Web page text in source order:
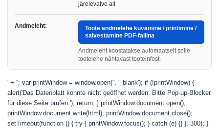
järelevalve all
Andmeleht:
Toote andmelehe kuvamine / printimine /
salvestamine PDF-failina
Andmeleht koostatakse automaatselt selle
tootelehe nähtavast tooteinfost.
' + ''; var printWindow = window.open('', '_blank'); if (!printWindow) {
alert('Das Datenblatt konnte nicht geöffnet werden. Bitte Pop-up-Blocker
für diese Seite prüfen.'); return; } printWindow.document.open();
printWindow.document.write(html); printWindow.document.close();
setTimeout(function () { try { printWindow.focus(); } catch (e) {} }, 300); }